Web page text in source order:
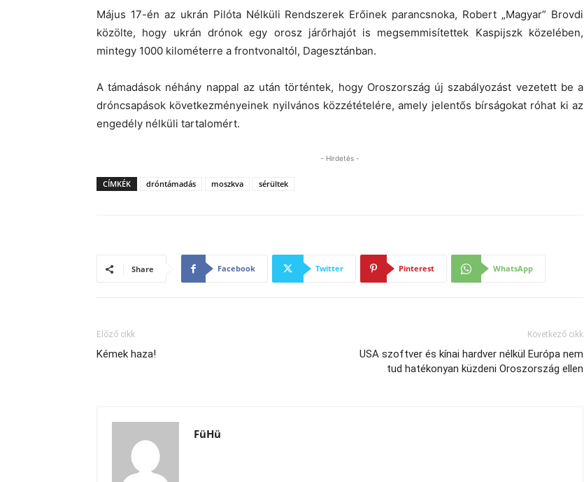
Május 17-én az ukrán Pilóta Nélküli Rendszerek Erőinek parancsnoka, Robert „Magyar” Brovdi
közölte, hogy ukrán drónok egy orosz járőrhajót is megsemmisítettek Kaspijszk közelében,
mintegy 1000 kilométerre a frontvonaltól, Dagesztánban.
A támadások néhány nappal az után történtek, hogy Oroszország új szabályozást vezetett be a
dróncsapások következményeinek nyilvános közzétételére, amely jelentős bírságokat róhat ki az
engedély nélküli tartalomért.
- Hirdetés -
CÍMKÉK dróntámadás moszkva sérültek
Share Facebook Twitter Pinterest WhatsApp
Előző cikk
Kémek haza!
Következő cikk
USA szoftver és kínai hardver nélkül Európa nem
tud hatékonyan küzdeni Oroszország ellen
FüHü